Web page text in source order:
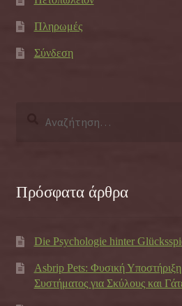
Πληρωμές
Σύνδεση
Πρόσφατα άρθρα
Die Psychologie hinter
Asbrip Pets: Φυσική
Συστήματος για Σκύλους και